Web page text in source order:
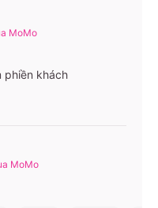
Gòn
- Hà Nội ở Hà Nội VP
MoMo
phiền khách
MoMo